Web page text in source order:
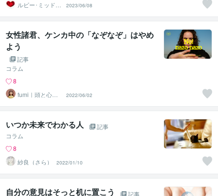
ルビー･ミッドナ
イト
2023/06/08
女性諸君、ケンカ中の「なぞなぞ」はやめ
よう
記事
コラム
8
fumi｜頭と心を
整理する人
2022/06/02
いつか未来でわかる人
記事
コラム
8
紗良（さら）
2022/01/10
自分の意見はそっと机に置こう
記事